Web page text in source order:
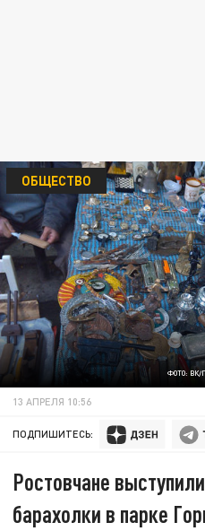
ФОТО: ВК/
ОБЩЕСТВО
13 АПРЕЛЯ 10:56
ПОДПИШИТЕСЬ:
Ростовчане
барахолки в парке